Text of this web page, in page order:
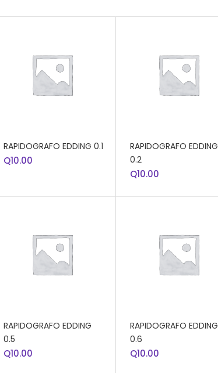
RAPIDOGRAFO EDDING 0.1
Q10.00
RAPIDOGRAFO EDDING
0.2
Q10.00
RAPIDOGRAFO EDDING
0.5
Q10.00
RAPIDOGRAFO EDDING
0.6
Q10.00